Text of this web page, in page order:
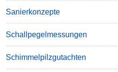
Sanierkonzepte
Schallpegelmessungen
Schimmelpilzgutachten